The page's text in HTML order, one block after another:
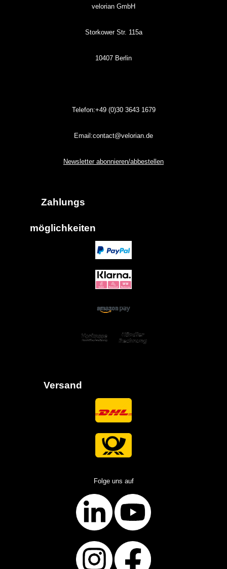
velorian GmbH
Storkower Str. 115a
10407 Berlin
Telefon:+49 (0)3036431679
Email:contact@velorian.de
Newsletter abonnieren/abbestellen
Zahlungs
möglich keiten
Versand
Folge uns auf